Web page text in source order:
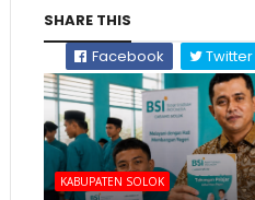
SHARE THIS
Facebook
Twitter
KABUPATEN SOLOK